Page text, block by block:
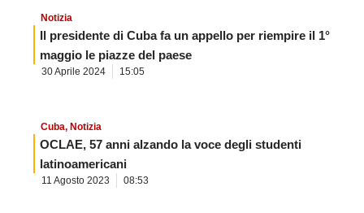
Notizia
Il presidente di Cuba fa un appello per riempire il 1°
maggio le piazze del paese
30 Aprile 2024 15:05
Cuba, Notizia
OCLAE, 57 anni alzando la voce degli studenti
latinoamericani
11 Agosto 2023 08:53